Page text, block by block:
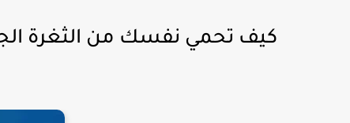
كيف تحمي نفسك من الثغرة